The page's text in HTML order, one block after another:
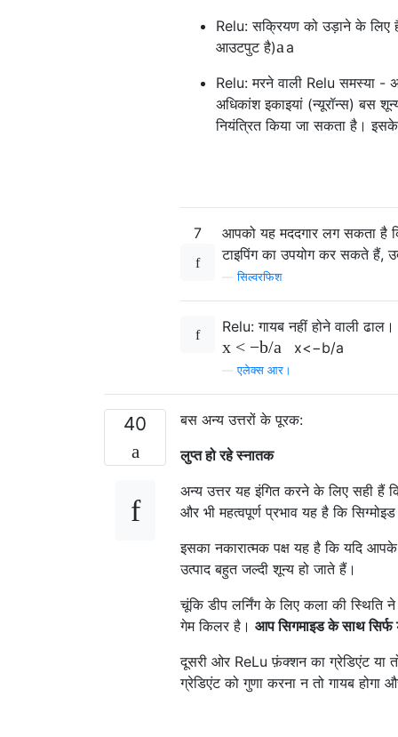
Relu: सक्रियण को उड़ाने के लिए
आउटपुट है)aa
Relu: मरने वाली Relu समस्या -
अधिकांश इकाइयां (न्यूरॉन्स) बस
नियंत्रित किया जा सकता है।
7
आपको यह मददगार लग सकता
टाइपिंग का उपयोग कर सकते हैं,
—सिल्वरफिश
Relu: गायब नहीं होने वाली
x < −b/a x<−b/a
—एलेक्स आर।
40
बस अन्य उत्तरों के पूरक:
लुप्त हो रहे स्नातक
अन्य उत्तर यह इंगित करने के लिए सही हैं
और भी महत्वपूर्ण प्रभाव यह है कि
इसका नकारात्मक पक्ष यह है कि यदि
उत्पाद बहुत जल्दी शून्य हो जाते हैं।
चूंकि डीप लर्निंग के लिए कला की स्थिति
गेम किलर है। आप सिगमाइड के साथ सिर्फ
दूसरी ओर ReLu फ़ंक्शन का ग्रेडिएंट या
ग्रेडिएंट को गुणा करना न तो गायब होगा